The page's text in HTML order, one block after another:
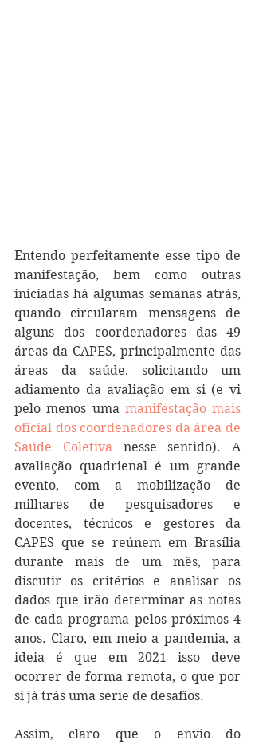
Entendo perfeitamente esse tipo de
manifestação, bem como outras
iniciadas há algumas semanas atrás,
quando circularam mensagens de
alguns dos coordenadores das 49
áreas da CAPES, principalmente das
áreas da saúde, solicitando um
adiamento da avaliação em si (e vi
pelo menos uma manifestação mais
oficial dos coordenadores da área de
Saúde Coletiva nesse sentido). A
avaliação quadrienal é um grande
evento, com a mobilização de
milhares de pesquisadores e
docentes, técnicos e gestores da
CAPES que se reúnem em Brasília
durante mais de um mês, para
discutir os critérios e analisar os
dados que irão determinar as notas
de cada programa pelos próximos 4
anos. Claro, em meio a pandemia, a
ideia é que em 2021 isso deve
ocorrer de forma remota, o que por
si já trás uma série de desafios.
Assim, claro que o envio do